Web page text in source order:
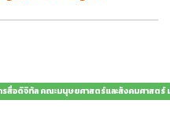
รสื่อดิจิทัล คณะมนุษยศาสตร์และสังคมศาสตร์